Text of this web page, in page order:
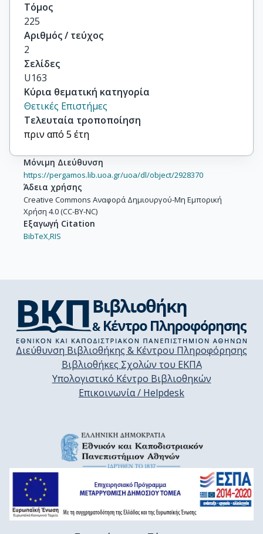
Τόμος
225
Αριθμός / τεύχος
2
Σελίδες
U163
Κύρια θεματική κατηγορία
Θετικές Επιστήμες
Τελευταία τροποποίηση
πριν από 5 έτη
Μόνιμη Διεύθυνση
https://pergamos.lib.uoa.gr/uoa/dl/object/2928370
Άδεια χρήσης
Creative Commons Αναφορά Δημιουργού-Μη Εμπορική
Χρήση 4.0 (CC-BY-NC)
Εξαγωγή Citation
BibTeX,RIS
Διεύθυνση Βιβλιοθήκης & Κέντρου Πληροφόρησης
Βιβλιοθήκες Σχολών του ΕΚΠΑ
Υπολογιστικό Κέντρο Βιβλιοθηκών
Επικοινωνία / Helpdesk